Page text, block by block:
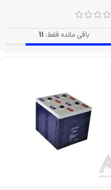
باقی مانده فقط: 11